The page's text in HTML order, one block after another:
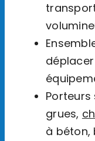
Porteurs
grues,
à béton,